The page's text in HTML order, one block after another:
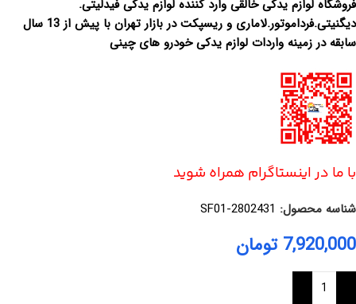
فروشگاه لوازم یدکی خالقی وارد کننده لوازم یدکی فیدلیتی.
دیگنیتی.فرداموتور.لاماری و ریسپکت در بازار تهران با پیش از 13 سال
سابقه در زمینه واردات لوازم یدکی خودرو های چینی
با ما در اینستاگرام همراه شوید
شناسه محصول: 2802431-SF01
7,920,000 تومان